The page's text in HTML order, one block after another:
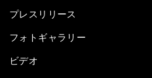
プレスリリース
フォトギャラリー
ビデオ